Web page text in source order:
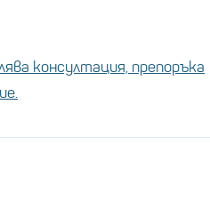
консултация, препоръка